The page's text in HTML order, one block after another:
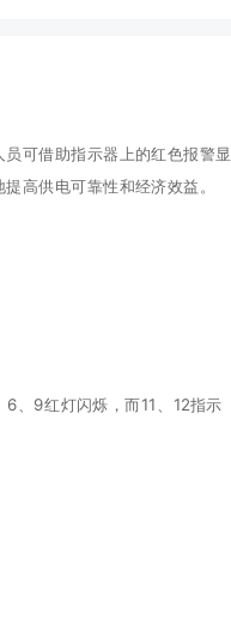
可借助指示器上的红色报警显
高供电可靠性和经济效益。
、9红灯闪烁，而11、12指示